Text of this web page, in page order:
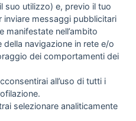
Vedi tutti
suo utilizzo) e, previo il tuo
messaggi pubblicitari
manifestate nell’ambito
della navigazione in rete e/o
dei comportamenti dei
all’uso di tutti i
selezionare analiticamente